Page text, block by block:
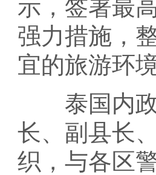
示，签署最
强力措施，
宜的旅游环境
泰国内政
长、副县长
织，与各区